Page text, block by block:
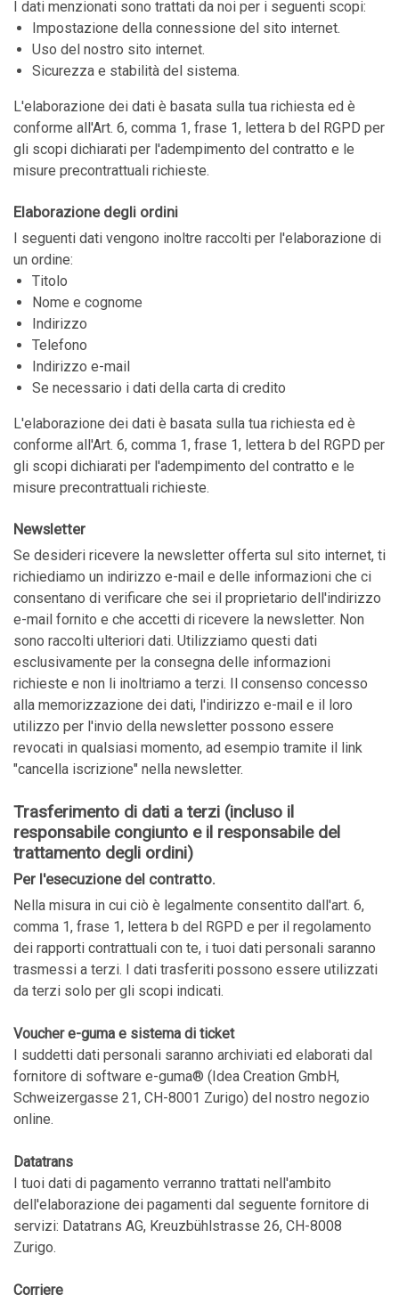
I dati menzionati sono trattati da noi per i seguenti scopi:
Impostazione della connessione del sito internet.
Uso del nostro sito internet.
Sicurezza e stabilità del sistema.
L'elaborazione dei dati è basata sulla tua richiesta ed è
conforme all'Art. 6, comma 1, frase 1, lettera b del RGPD per
gli scopi dichiarati per l'adempimento del contratto e le
misure precontrattuali richieste.
Elaborazione degli ordini
I seguenti dati vengono inoltre raccolti per l'elaborazione di
un ordine:
Titolo
Nome e cognome
Indirizzo
Telefono
Indirizzo e-mail
Se necessario i dati della carta di credito
L'elaborazione dei dati è basata sulla tua richiesta ed è
conforme all'Art. 6, comma 1, frase 1, lettera b del RGPD per
gli scopi dichiarati per l'adempimento del contratto e le
misure precontrattuali richieste.
Newsletter
Se desideri ricevere la newsletter offerta sul sito internet, ti
richiediamo un indirizzo e-mail e delle informazioni che ci
consentano di verificare che sei il proprietario dell'indirizzo
e-mail fornito e che accetti di ricevere la newsletter. Non
sono raccolti ulteriori dati. Utilizziamo questi dati
esclusivamente per la consegna delle informazioni
richieste e non li inoltriamo a terzi. Il consenso concesso
alla memorizzazione dei dati, l'indirizzo e-mail e il loro
utilizzo per l'invio della newsletter possono essere
revocati in qualsiasi momento, ad esempio tramite il link
"cancella iscrizione" nella newsletter.
Trasferimento di dati a terzi (incluso il
responsabile congiunto e il responsabile del
trattamento degli ordini)
Per l'esecuzione del contratto.
Nella misura in cui ciò è legalmente consentito dall'art. 6,
comma 1, frase 1, lettera b del RGPD e per il regolamento
dei rapporti contrattuali con te, i tuoi dati personali saranno
trasmessi a terzi. I dati trasferiti possono essere utilizzati
da terzi solo per gli scopi indicati.
Voucher e-guma e sistema di ticket
I suddetti dati personali saranno archiviati ed elaborati dal
fornitore di software e-guma® (Idea Creation GmbH,
Schweizergasse 21, CH-8001 Zurigo) del nostro negozio
online.
Datatrans
I tuoi dati di pagamento verranno trattati nell'ambito
dell'elaborazione dei pagamenti dal seguente fornitore di
servizi: Datatrans AG, Kreuzbühlstrasse 26, CH-8008
Zurigo.
Corriere